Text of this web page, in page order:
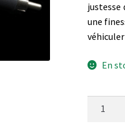
justesse
une
En